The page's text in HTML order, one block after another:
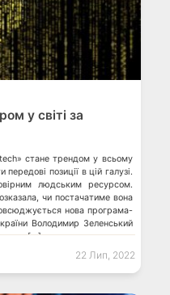
у світі за
стане трендом у всьому
позиції в цій галузі.
людським ресурсом.
чи постачатиме вона
нова програма-
Володимир Зеленський
[…]
22 Лип, 2022